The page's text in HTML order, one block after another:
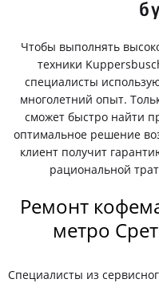
Чтобы выполнять
техники
специалисты
многолетний опыт.
сможет быстро найти
оптимальное решение
клиент получит
рациональной
Ремонт
метро
Специалисты из